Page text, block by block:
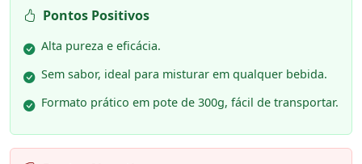
Pontos Positivos
Alta pureza e eficácia.
Sem sabor, ideal para misturar em qualquer bebida.
Formato prático em pote de 300g, fácil de transportar.